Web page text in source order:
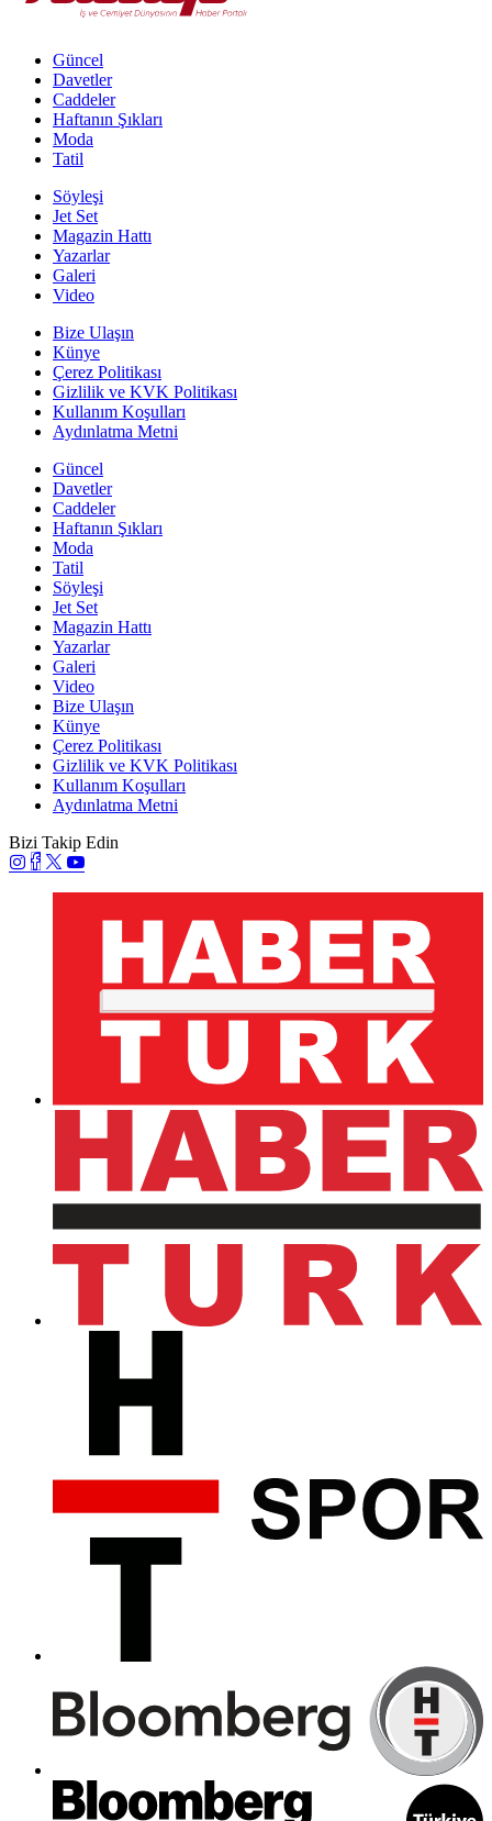
Güncel
Davetler
Caddeler
Haftanın Şıkları
Moda
Tatil
Söyleşi
Jet Set
Magazin Hattı
Yazarlar
Galeri
Video
Bize Ulaşın
Künye
Çerez Politikası
Gizlilik ve KVK Politikası
Kullanım Koşulları
Aydınlatma Metni
Güncel
Davetler
Caddeler
Haftanın Şıkları
Moda
Tatil
Söyleşi
Jet Set
Magazin Hattı
Yazarlar
Galeri
Video
Bize Ulaşın
Künye
Çerez Politikası
Gizlilik ve KVK Politikası
Kullanım Koşulları
Aydınlatma Metni
Bizi Takip Edin